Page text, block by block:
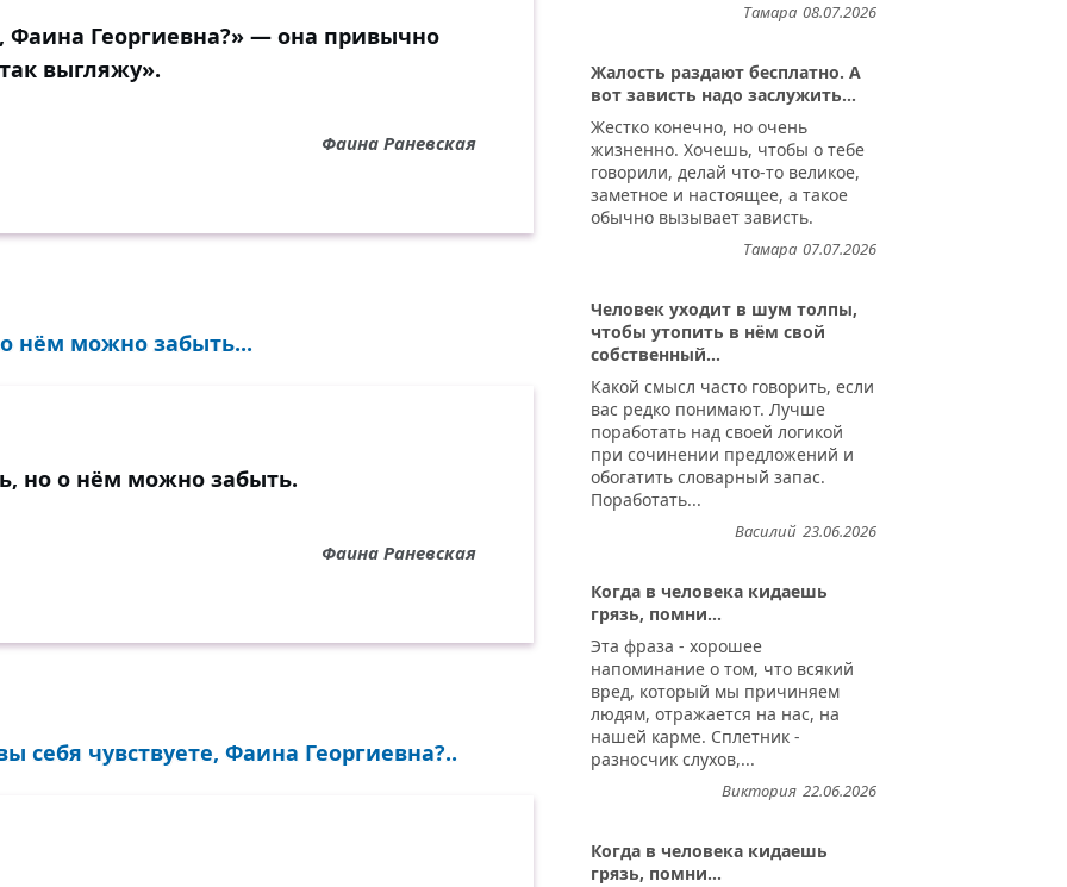
Фаина Георгиевна?» — она привычно
выгляжу».
Фаина Раневская
нём можно забыть...
но о нём можно забыть.
Фаина Раневская
себя чувствуете, Фаина Георгиевна?..
08.07.2026
Тамара
Жалость раздают бесплатно. А
вот зависть надо заслужить...
Жестко конечно, но очень
жизненно. Хочешь, чтобы о тебе
говорили, делай что-то великое,
заметное и настоящее, а такое
обычно вызывает зависть.
07.07.2026
Тамара
Человек уходит в шум толпы,
чтобы утопить в нём свой
собственный...
Какой смысл часто говорить, если
вас редко понимают. Лучше
поработать над своей логикой
при сочинении предложений и
обогатить словарный запас.
Поработать...
23.06.2026
Василий
Когда в человека кидаешь
грязь, помни...
Эта фраза - хорошее
напоминание о том, что всякий
вред, который мы причиняем
людям, отражается на нас, на
нашей карме. Сплетник -
разносчик слухов,...
22.06.2026
Виктория
Когда в человека кидаешь
грязь, помни...